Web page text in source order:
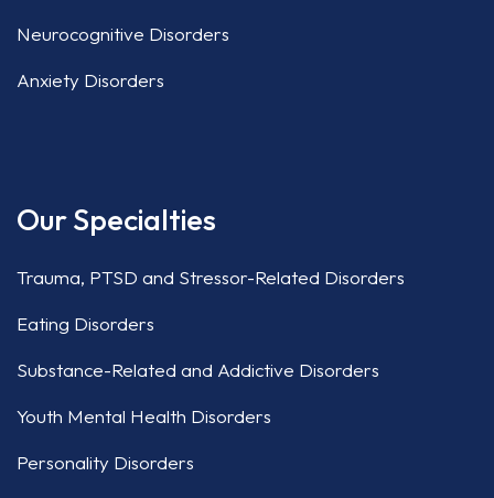
Neurocognitive Disorders
Anxiety Disorders
Our Specialties
Trauma, PTSD and Stressor-Related Disorders
Eating Disorders
Substance-Related and Addictive Disorders
Youth Mental Health Disorders
Personality Disorders